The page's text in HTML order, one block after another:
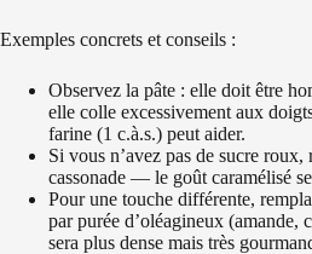
Exemples concrets et conseils :
Observez la pâte : elle doit être
elle colle excessivement aux
farine (1 c.à.s.) peut aider.
Si vous n’avez pas de sucre roux,
cassonade — le goût caramélisé
Pour une touche différente,
par purée d’oléagineux (amande,
sera plus dense mais très